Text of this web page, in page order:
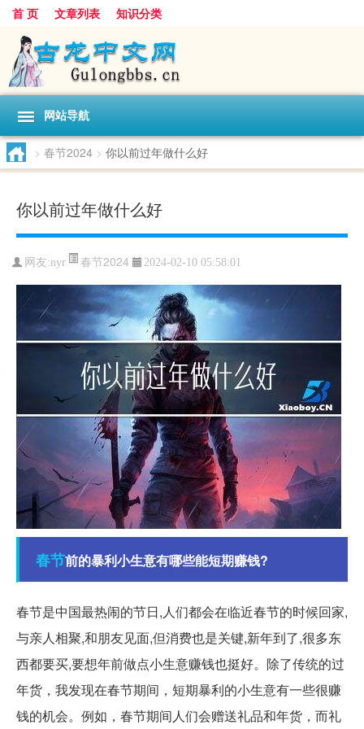
首 页 文章列表 知识分类
网站导航
> 春节2024 > 你以前过年做什么好
你以前过年做什么好
网友:nyr 春节2024 2024-02-10 05:58:01
春节前的暴利小生意有哪些能短期赚钱?
春节是中国最热闹的节日,人们都会在临近春节的时候回家,
与亲人相聚,和朋友见面,但消费也是关键,新年到了,很多东
西都要买,要想年前做点小生意赚钱也挺好。除了传统的过
年货，我发现在春节期间，短期暴利的小生意有一些很赚
钱的机会。例如，春节期间人们会赠送礼品和年货，而礼